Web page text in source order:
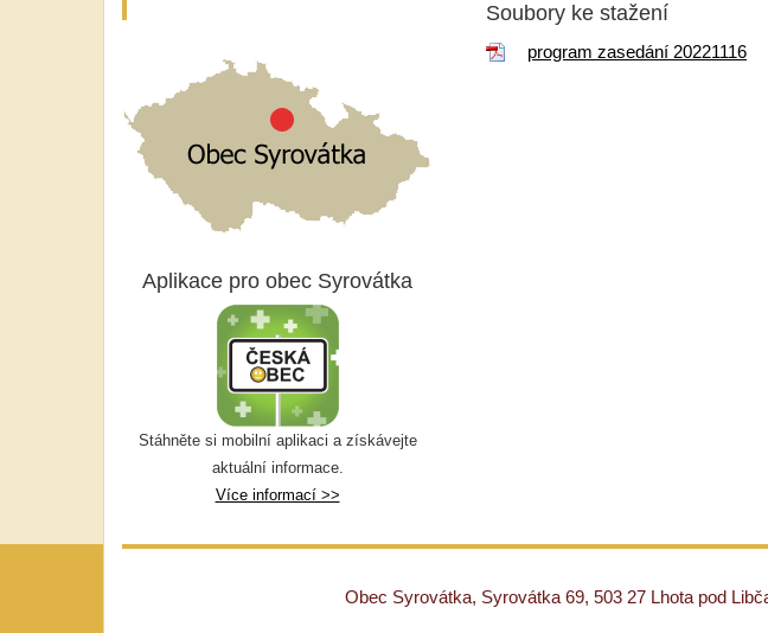
Soubory ke stažení
program zasedání 20221116
Aplikace pro obec Syrovátka
Stáhněte si mobilní aplikaci a získávejte
aktuální informace.
Více informací >>
Obec Syrovátka, Syrovátka 69, 503 27 Lhota pod